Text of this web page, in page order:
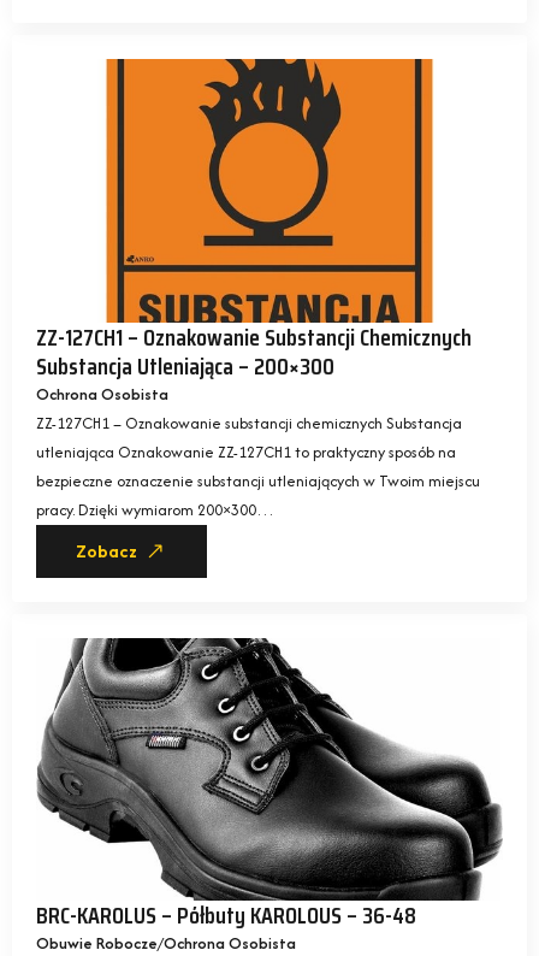
ZZ-127CH1 – Oznakowanie Substancji Chemicznych
Substancja Utleniająca – 200×300
Ochrona Osobista
ZZ-127CH1 – Oznakowanie substancji chemicznych Substancja
utleniająca Oznakowanie ZZ-127CH1 to praktyczny sposób na
bezpieczne oznaczenie substancji utleniających w Twoim miejscu
pracy. Dzięki wymiarom 200×300…
Zobacz
BRC-KAROLUS – Półbuty KAROLOUS – 36-48
Obuwie Robocze Ochrona Osobista